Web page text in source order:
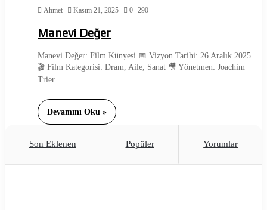
Ahmet Kasım 21, 2025 0 290
Manevi Değer
Manevi Değer: Film Künyesi 📅 Vizyon Tarihi: 26 Aralık 2025
🎬 Film Kategorisi: Dram, Aile, Sanat 🎥 Yönetmen: Joachim
Trier…
Devamını Oku »
Son Eklenen Popüler Yorumlar